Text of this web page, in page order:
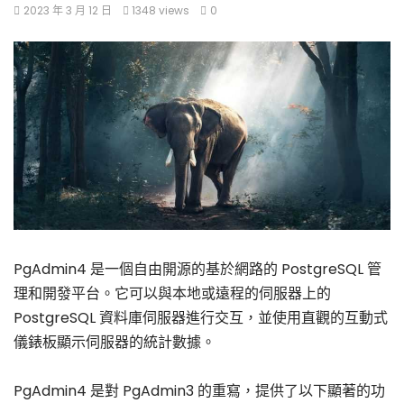
2023 年 3 月 12 日 1348 views 0
PgAdmin4 是一個自由開源的基於網路的 PostgreSQL 管
理和開發平台。它可以與本地或遠程的伺服器上的
PostgreSQL 資料庫伺服器進行交互，並使用直觀的互動式
儀錶板顯示伺服器的統計數據。
PgAdmin4 是對 PgAdmin3 的重寫，提供了以下顯著的功